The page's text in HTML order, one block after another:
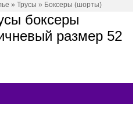
» Трусы » Боксеры (шорты)
боксеры
размер 52